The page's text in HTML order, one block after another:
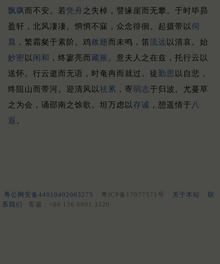
飘飖而不安。 若凭舟 之失棹，譬缘崖而无攀。 于时毕昴
盈轩，北风凄凄。 㤯㤯不寐，众念徘徊。 起摄带以伺
晨 ，繁霜粲于素阶。 鸡敛翅 而未鸣，笛流远 以清哀。 始
妙密 以 闲和 ，终寥亮而藏摧 。 意夫人之在兹，托行云以
送怀。 行云逝而无语，时奄冉而就过。 徒勤思 以自悲，
终阻山而带河。 迎清风以祛累 ，寄弱志于归波。 尤蔓草
之为会，诵邵南之馀歌。 坦万虑以存诚 ，憩遥情于 八
遐 。
粤公网安备44010402003275 粤ICP备17077571号 关于本站
联
系我们
客服：+86 136 0901 3320